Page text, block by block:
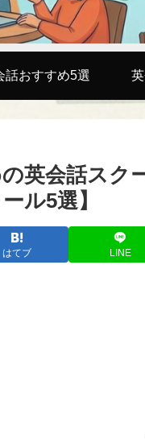
話おすすめ5選
英会話スク
ル5選】
はてブ LINE